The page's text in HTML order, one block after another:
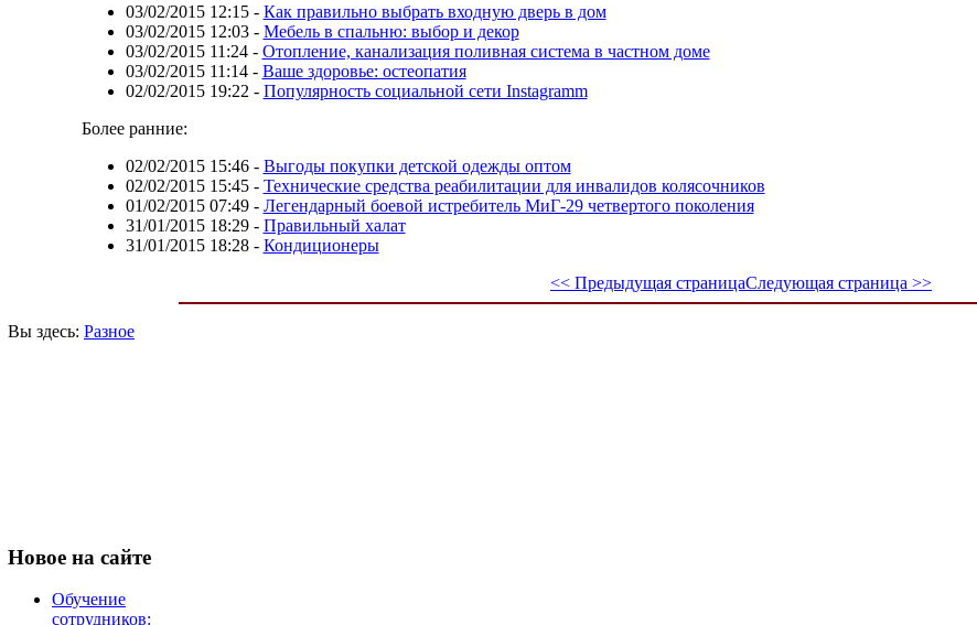
03/02/2015 12:15- Как правильно выбрать входную дверь в дом
03/02/2015 12:03- Мебель в спальню: выбор и декор
03/02/2015 11:24- Отопление, канализация поливная система в частном доме
03/02/2015 11:14- Ваше здоровье: остеопатия
02/02/2015 19:22 - Популярность социальной сети Instagramm
Более ранние:
02/02/2015 15:46- Выгоды покупки детской одежды оптом
02/02/2015 15:45- Технические средства реабилитации для инвалидов колясочников
01/02/2015 07:49- Легендарный боевой истребитель МиГ-29 четвертого поколения
31/01/2015 18:29- Правильный халат
31/01/2015 18:28- Кондиционеры
<< Предыдущая страницаСледующая страница >>
Вы здесь: Разное
Новое на сайте
Обучение
сотрудников: